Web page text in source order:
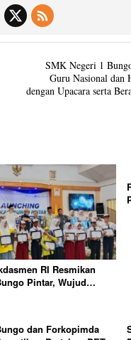
SMK Negeri 1
Guru Nasional dan
dengan Upacara serta
RI Resmikan
Pintar, Wujud
dan Forkopimda